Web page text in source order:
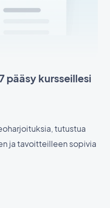
pääsy kursseillesi
tutustua
ja tavoitteilleen sopivia